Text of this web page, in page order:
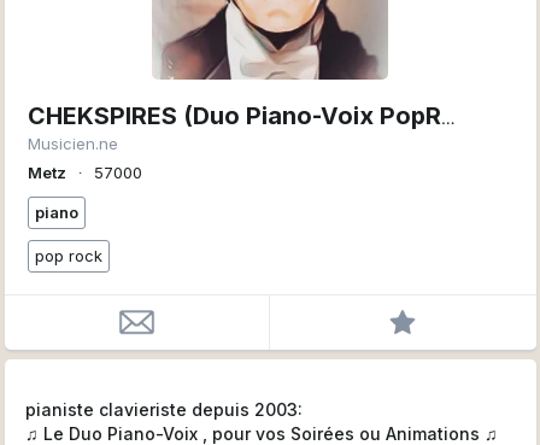
CHEKSPIRES (Duo Piano-Voix PopRock) Lorraine et Benelux
Musicien.ne
Metz
∙ 57000
piano
pop rock
pianiste clavieriste depuis 2003:
♫ Le Duo Piano-Voix , pour vos Soirées ou Animations ♫